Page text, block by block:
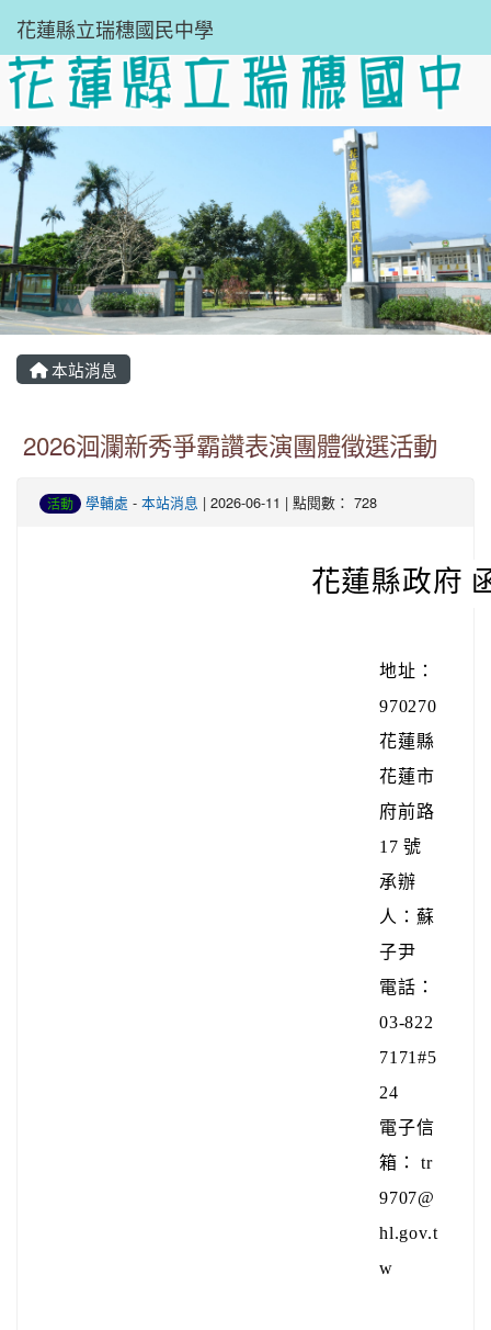
花蓮縣立瑞穗國民中學
本站消息
2026洄瀾新秀爭霸讚表演團體徵選活動
活動 學輔處 - 本站消息 | 2026-06-11 | 點閱數： 728
花蓮縣政府
地址：
970270
花蓮縣
花蓮市
府前路
17 號
承辦
人：蘇
子尹
電話：
03-822
7171#5
24
電子信
箱： tr
9707@
hl.gov.t
w